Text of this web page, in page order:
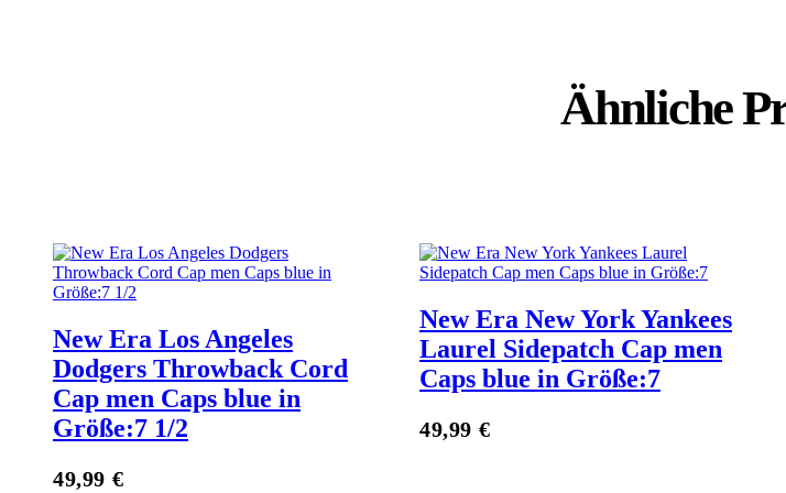
Ähnliche
New Era Los Angeles
Dodgers Throwback Cord
Cap men Caps blue in
Größe:7 1/2
49,99 €
New Era New York Yankees
Laurel Sidepatch Cap men
Caps blue in Größe:7
49,99 €